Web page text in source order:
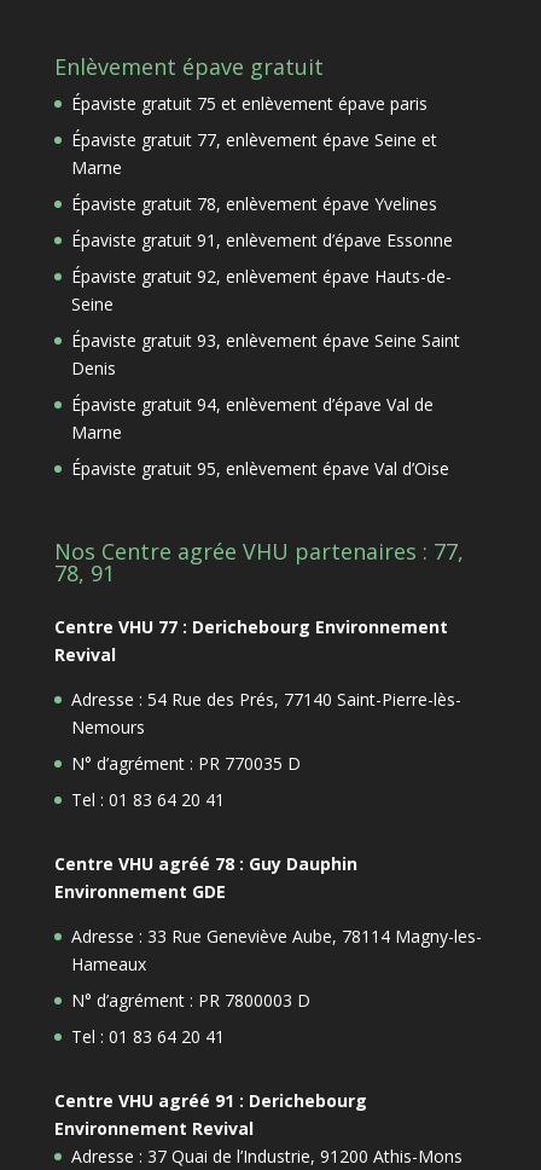
Enlèvement épave gratuit
Épaviste gratuit 75 et enlèvement épave paris
Épaviste gratuit 77, enlèvement épave Seine et
Marne
Épaviste gratuit 78, enlèvement épave Yvelines
Épaviste gratuit 91, enlèvement d’épave Essonne
Épaviste gratuit 92, enlèvement épave Hauts-de-
Seine
Épaviste gratuit 93, enlèvement épave Seine Saint
Denis
Épaviste gratuit 94, enlèvement d’épave Val de
Marne
Épaviste gratuit 95, enlèvement épave Val d’Oise
Nos Centre agrée VHU partenaires : 77,
78, 91
Centre VHU 77 : Derichebourg Environnement
Revival
Adresse : 54 Rue des Prés, 77140 Saint-Pierre-lès-
Nemours
N° d’agrément : PR 770035 D
Tel : 01 83 64 20 41
Centre VHU agréé 78 : Guy Dauphin
Environnement GDE
Adresse : 33 Rue Geneviève Aube, 78114 Magny-les-
Hameaux
N° d’agrément : PR 7800003 D
Tel : 01 83 64 20 41
Centre VHU agréé 91 : Derichebourg
Environnement Revival
Adresse : 37 Quai de l’Industrie, 91200 Athis-Mons